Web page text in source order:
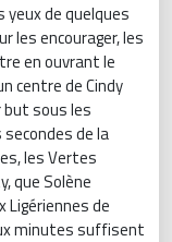
yeux de quelques
les encourager, les
en ouvrant le
centre de Cindy
sous les
de la
les Vertes
que Solène
de
minutes suffisent